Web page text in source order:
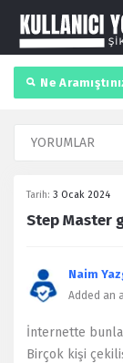
Ne
Tarih: 3 Ocak 2024
Step Master
Naim
Added an
İnternette
Birçok kişi